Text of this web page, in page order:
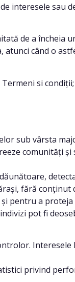
interesele sau
de a încheia
atunci când o
si condiții;
sub vârsta
comunități și
fără conținut
pentru a
pot fi
Interesele
privind